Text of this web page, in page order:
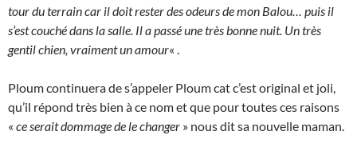
tour du terrain car il doit rester des odeurs de mon Balou… puis il
s’est couché dans la salle. Il a passé une très bonne nuit. Un très
gentil chien, vraiment un amour« .
Ploum continuera de s’appeler Ploum cat c’est original et joli,
qu’il répond très bien à ce nom et que pour toutes ces raisons
« ce serait dommage de le changer » nous dit sa nouvelle maman.